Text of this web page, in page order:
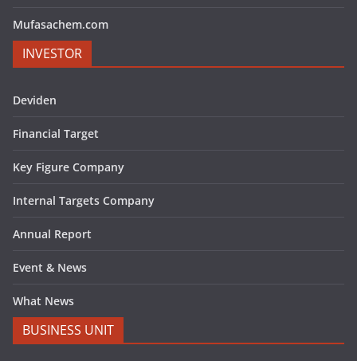
Mufasachem.com
INVESTOR
Deviden
Financial Target
Key Figure Company
Internal Targets Company
Annual Report
Event & News
What News
BUSINESS UNIT